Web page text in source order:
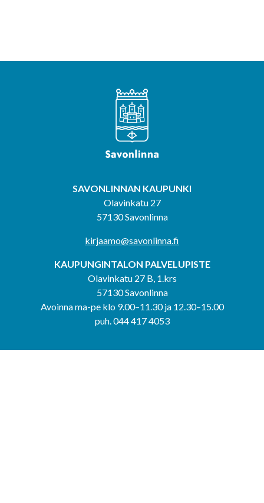
SAVONLINNAN KAUPUNKI
Olavinkatu 27
57130 Savonlinna
kirjaamo@savonlinna.fi
KAUPUNGINTALON PALVELUPISTE
Olavinkatu 27 B, 1.krs
57130 Savonlinna
Avoinna ma-pe klo 9.00–11.30 ja 12.30–15.00
puh. 044 417 4053